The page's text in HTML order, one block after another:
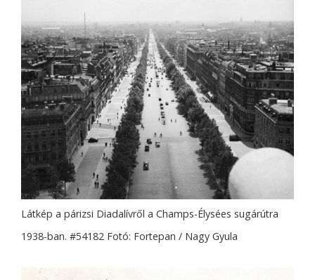
Látkép a párizsi Diadalívről a Champs-Élysées sugárútra
1938-ban. #54182 Fotó: Fortepan / Nagy Gyula